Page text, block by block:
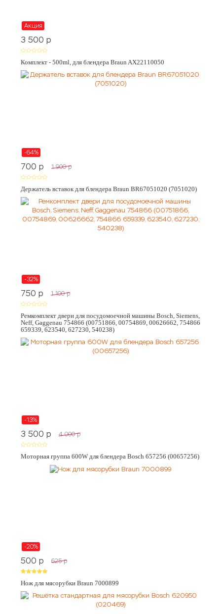
Акция
3 500 p
Комплект - 500ml, для блендера Braun AX22110050
-64%
700 p 1 900 p
Держатель вставок для блендера Braun BR67051020 (7051020)
-32%
750 p 1 100 p
Ремкомплект двери для посудомоечной машины Bosch, Siemens,
Neff, Gaggenau 754866 (00751866, 00754869, 00626662, 754866
659339, 623540, 627230, 540238)
-13%
3 500 p 4 000 p
Моторная группа 600W для блендера Bosch 657256 (00657256)
-20%
500 p 625 p
Нож для мясорубки Braun 7000899